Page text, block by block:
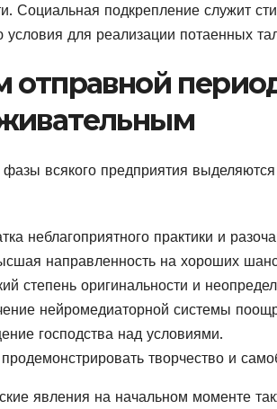
Социальная подкрепление служит
условия для реализации потаенных
отправной
всякого предприятия
неблагоприятного практики и
направленность на хороших
степень оригинальности и
нейромедиаторной системы
господства над условиями.
творчество и
явления на начальном моменте